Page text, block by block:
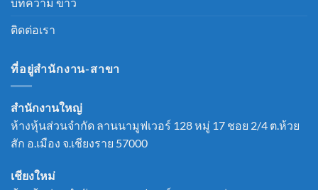
บทความ ข่าว
ติดต่อเรา
ที่อยู่สำนักงาน-สาขา
สำนักงานใหญ่
ห้างหุ้นส่วนจำกัด ลานนามูฟเวอร์ 128 หมู่ 17 ชอย 2/4 ต.ห้วย
สัก อ.เมือง จ.เชียงราย 57000
เชียงใหม่